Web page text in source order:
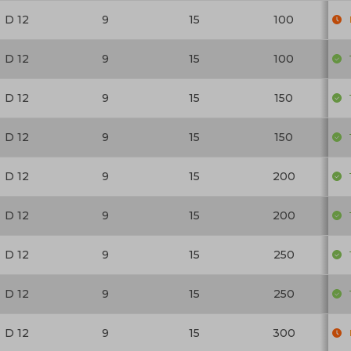
D 12 9 15 100
D 12 9 15 100
D 12 9 15 150
D 12 9 15 150
D 12 9 15 200
D 12 9 15 200
D 12 9 15 250
D 12 9 15 250
D 12 9 15 300